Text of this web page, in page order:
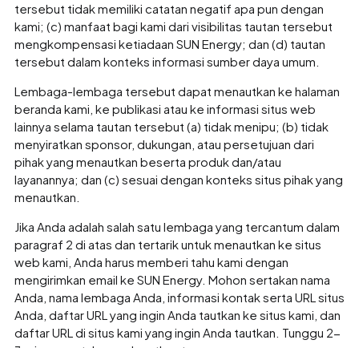
tersebut tidak memiliki catatan negatif apa pun dengan
kami; (c) manfaat bagi kami dari visibilitas tautan tersebut
mengkompensasi ketiadaan SUN Energy; dan (d) tautan
tersebut dalam konteks informasi sumber daya umum.
Lembaga-lembaga tersebut dapat menautkan ke halaman
beranda kami, ke publikasi atau ke informasi situs web
lainnya selama tautan tersebut (a) tidak menipu; (b) tidak
menyiratkan sponsor, dukungan, atau persetujuan dari
pihak yang menautkan beserta produk dan/atau
layanannya; dan (c) sesuai dengan konteks situs pihak yang
menautkan.
Jika Anda adalah salah satu lembaga yang tercantum dalam
paragraf 2 di atas dan tertarik untuk menautkan ke situs
web kami, Anda harus memberi tahu kami dengan
mengirimkan email ke SUN Energy. Mohon sertakan nama
Anda, nama lembaga Anda, informasi kontak serta URL situs
Anda, daftar URL yang ingin Anda tautkan ke situs kami, dan
daftar URL di situs kami yang ingin Anda tautkan. Tunggu 2-